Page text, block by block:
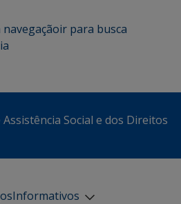
ir para busca
Social e dos Direitos
Informativos